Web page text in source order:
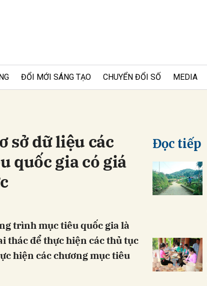
ĐỔI MỚI SÁNG TẠO CHUYỂN ĐỔI SỐ MEDIA
sở dữ liệu các
quốc gia có giá
trình mục tiêu quốc gia là
thác để thực hiện các thủ tục
hiện các chương mục tiêu
Đọc tiếp
Gửi